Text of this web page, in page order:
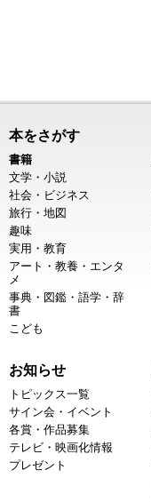
本をさがす
書籍
文学・小説
社会・ビジネス
旅行・地図
趣味
実用・教育
アート・教養・エンタ
メ
事典・図鑑・語学・辞
書
こども
お知らせ
トピックス一覧
サイン会・イベント
各賞・作品募集
テレビ・映画化情報
プレゼント